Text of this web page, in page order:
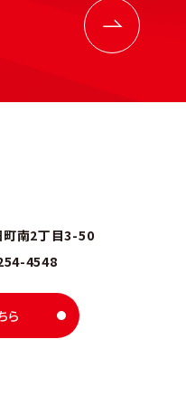
町南2丁目3-50
4548
ら